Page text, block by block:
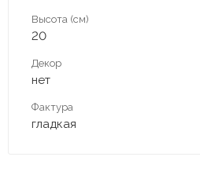
Высота (см)
20
Декор
нет
Фактура
гладкая